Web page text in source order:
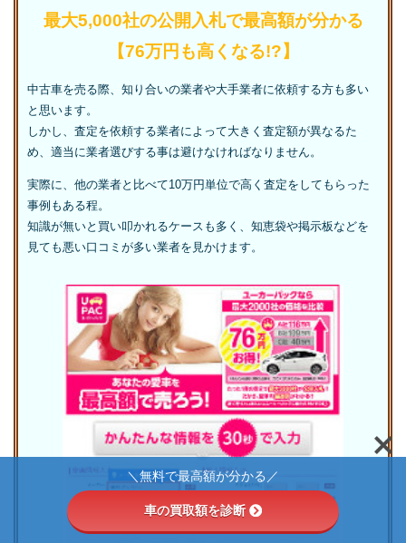
最大5,000社の公開入札で最高額が分かる
【76万円も高くなる!?】
中古車を売る際、知り合いの業者や大手業者に依頼する方も多い
と思います。
しかし、査定を依頼する業者によって大きく査定額が異なるた
め、適当に業者選びする事は避けなければなりません。
実際に、他の業者と比べて10万円単位で高く査定をしてもらった
事例もある程。
知識が無いと買い叩かれるケースも多く、知恵袋や掲示板などを
見ても悪い口コミが多い業者を見かけます。
＼無料で最高額が分かる／
車の買取額を診断